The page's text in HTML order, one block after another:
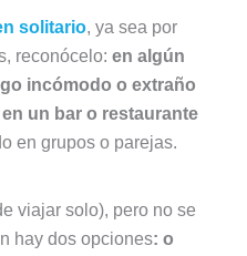
solitario, ya sea por
reconócelo: en algún
incómodo o extraño
un bar o restaurante
en grupos o parejas.
viajar solo), pero no se
hay dos opciones: o